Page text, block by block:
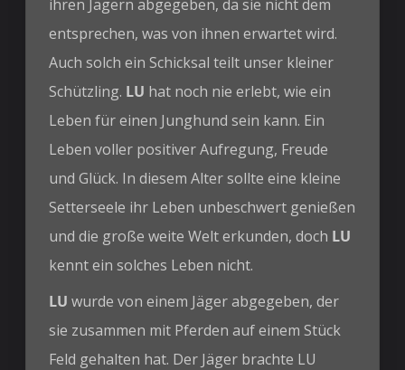
ihren Jägern abgegeben, da sie nicht dem
entsprechen, was von ihnen erwartet wird.
Auch solch ein Schicksal teilt unser kleiner
Schützling. LU hat noch nie erlebt, wie ein
Leben für einen Junghund sein kann. Ein
Leben voller positiver Aufregung, Freude
und Glück. In diesem Alter sollte eine kleine
Setterseele ihr Leben unbeschwert genießen
und die große weite Welt erkunden, doch LU
kennt ein solches Leben nicht.
LU wurde von einem Jäger abgegeben, der
sie zusammen mit Pferden auf einem Stück
Feld gehalten hat. Der Jäger brachte LU